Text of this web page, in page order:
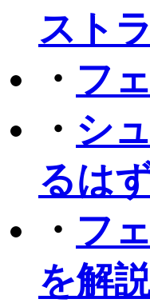
スト
・ フ
・ シ
るは
・ フ
を解